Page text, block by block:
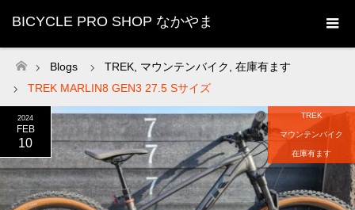
BICYCLE PRO SHOP なかやま
ホーム
Blogs TREK マウンテンバイク
在庫有ます
TREK MARLIN8 GEN3 27.5 Sサイズ
2024
FEB
10
TREK
マウンテンバイク
在庫有ます